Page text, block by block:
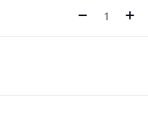
Ποσότητα